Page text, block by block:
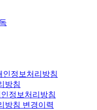
인정보처리방침
방침
정보처리방침
방침 변경이력